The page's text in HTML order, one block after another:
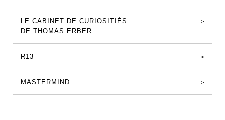
LE CABINET DE CURIOSITIÉS
DE THOMAS ERBER
R13
MASTERMIND